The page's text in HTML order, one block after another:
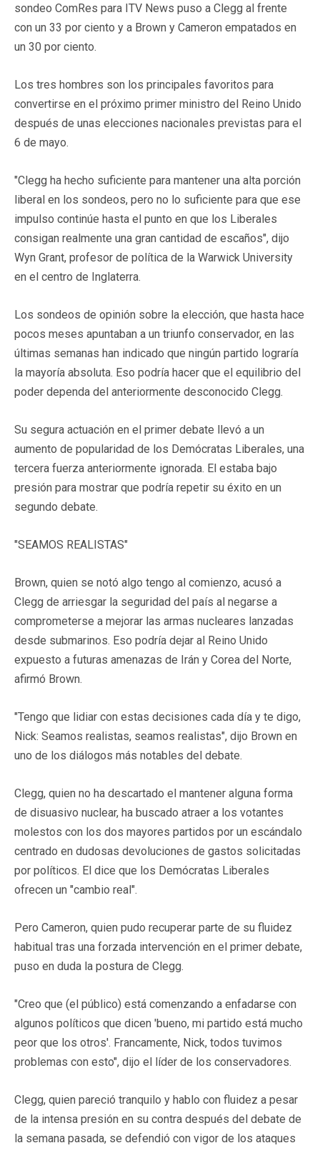
sondeo ComRes para ITV News puso a Clegg al frente
con un 33 por ciento y a Brown y Cameron empatados en
un 30 por ciento.
Los tres hombres son los principales favoritos para
convertirse en el próximo primer ministro del Reino Unido
después de unas elecciones nacionales previstas para el
6 de mayo.
"Clegg ha hecho suficiente para mantener una alta porción
liberal en los sondeos, pero no lo suficiente para que ese
impulso continúe hasta el punto en que los Liberales
consigan realmente una gran cantidad de escaños", dijo
Wyn Grant, profesor de política de la Warwick University
en el centro de Inglaterra.
Los sondeos de opinión sobre la elección, que hasta hace
pocos meses apuntaban a un triunfo conservador, en las
últimas semanas han indicado que ningún partido lograría
la mayoría absoluta. Eso podría hacer que el equilibrio del
poder dependa del anteriormente desconocido Clegg.
Su segura actuación en el primer debate llevó a un
aumento de popularidad de los Demócratas Liberales, una
tercera fuerza anteriormente ignorada. El estaba bajo
presión para mostrar que podría repetir su éxito en un
segundo debate.
"SEAMOS REALISTAS"
Brown, quien se notó algo tengo al comienzo, acusó a
Clegg de arriesgar la seguridad del país al negarse a
comprometerse a mejorar las armas nucleares lanzadas
desde submarinos. Eso podría dejar al Reino Unido
expuesto a futuras amenazas de Irán y Corea del Norte,
afirmó Brown.
"Tengo que lidiar con estas decisiones cada día y te digo,
Nick: Seamos realistas, seamos realistas", dijo Brown en
uno de los diálogos más notables del debate.
Clegg, quien no ha descartado el mantener alguna forma
de disuasivo nuclear, ha buscado atraer a los votantes
molestos con los dos mayores partidos por un escándalo
centrado en dudosas devoluciones de gastos solicitadas
por políticos. El dice que los Demócratas Liberales
ofrecen un "cambio real".
Pero Cameron, quien pudo recuperar parte de su fluidez
habitual tras una forzada intervención en el primer debate,
puso en duda la postura de Clegg.
"Creo que (el público) está comenzando a enfadarse con
algunos políticos que dicen 'bueno, mi partido está mucho
peor que los otros'. Francamente, Nick, todos tuvimos
problemas con esto", dijo el líder de los conservadores.
Clegg, quien pareció tranquilo y hablo con fluidez a pesar
de la intensa presión en su contra después del debate de
la semana pasada, se defendió con vigor de los ataques